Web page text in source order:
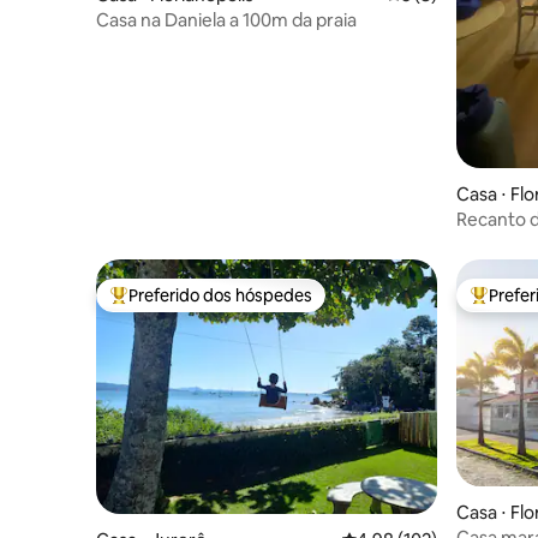
Casa na Daniela a 100m da praia
Casa ⋅
Recanto
Entre os melhores preferidos dos hóspedes
Preferido dos hóspedes Entre
Casa ⋅